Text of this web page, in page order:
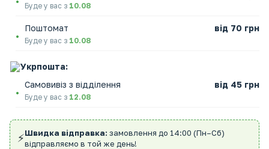
Буде у вас з 10.08
Поштомат
Буде у вас з 10.08
від 70 грн
Укрпошта:
Самовивіз з відділення
Буде у вас з 12.08
від 45 грн
⚡Швидка відправка: замовлення до 14:00 (Пн–Сб)
відправляємо в той же день!